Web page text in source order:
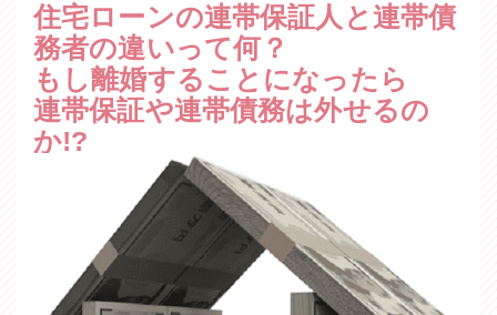
住宅ローンの連帯保証人と連帯債
務者の違いって何？
もし離婚することになったら
連帯保証や連帯債務は外せるの
か!?